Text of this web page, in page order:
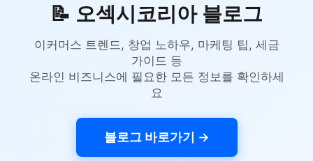
📝 오섹시코리아 블로그
이커머스 트렌드, 창업 노하우, 마케팅 팁, 세금
가이드 등
온라인 비즈니스에 필요한 모든 정보를 확인하세
요
블로그 바로가기 →